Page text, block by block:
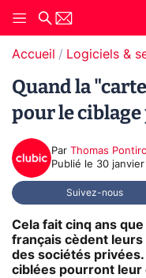
Accueil Logiciels &
Quand la
pour le
Par Thomas
Publié le 30
Suivez-nous
Cela fait cinq ans
français cèdent
des sociétés
ciblées pourront